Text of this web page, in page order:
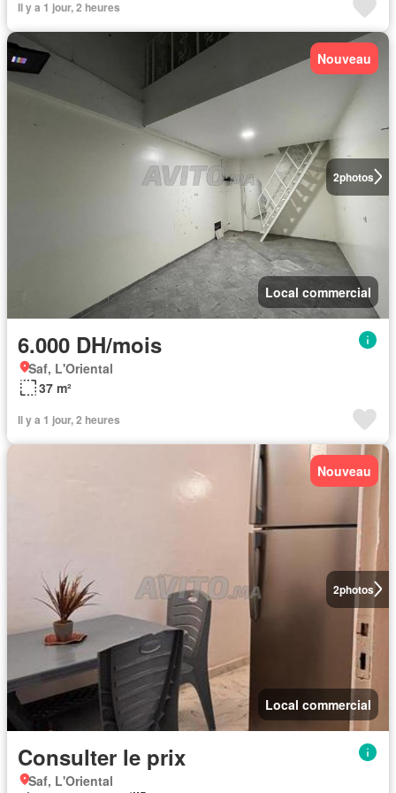
Il y a 1 jour, 2 heures
2photos
Nouveau
Local commercial
6.000 DH/mois
Saf, L'Oriental
37 m²
Il y a 1 jour, 2 heures
2photos
Nouveau
Local commercial
Consulter le prix
Saf, L'Oriental